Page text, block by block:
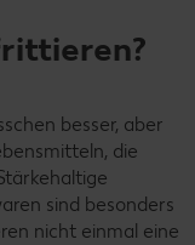
besser, aber
die
sind besonders
nicht einmal eine